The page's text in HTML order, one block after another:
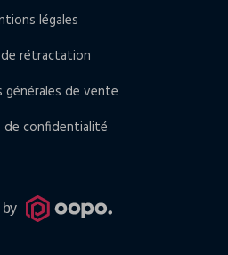
légales
rétractation
de vente
de confidentialité
by